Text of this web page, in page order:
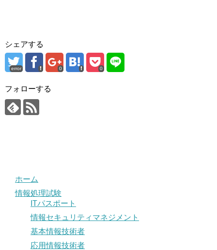
シェアする
error 0 0
フォローする
ホーム
情報処理試験
ITパスポート
情報セキュリティマネジメント
基本情報技術者
応用情報技術者